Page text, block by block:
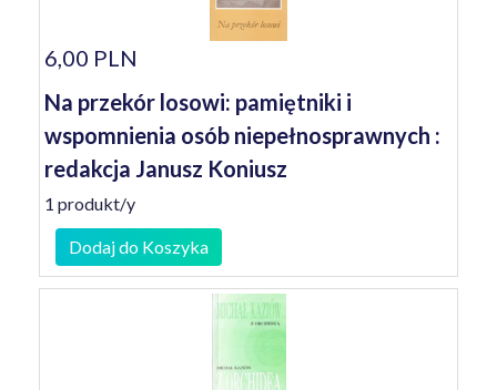
6,00 PLN
Na przekór losowi: pamiętniki i
wspomnienia osób niepełnosprawnych :
redakcja Janusz Koniusz
1 produkt/y
Dodaj do Koszyka